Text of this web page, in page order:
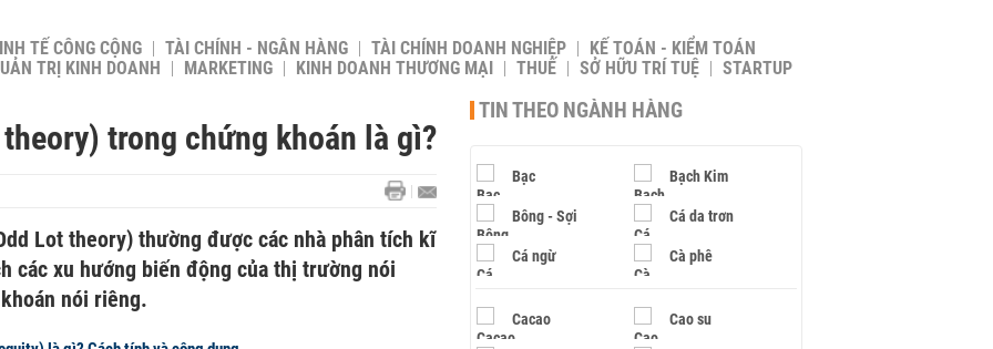
TẾ CÔNG CỘNG TÀI CHÍNH - NGÂN HÀNG TÀI CHÍNH DOANH NGHIỆP
KẾ TOÁN - KIỂM TOÁN
TRỊ KINH DOANH
MARKETING KINH DOANH THƯƠNG MẠI THUẾ SỞ HỮU TRÍ TUỆ STARTUP
trong chứng khoán là gì?
Lot theory) thường được các nhà phân tích kĩ
các xu hướng biến động của thị trường nói
nói riêng.
TIN THEO NGÀNH HÀNG
Bạc Bạch Kim
Bông - Sợi Cá da trơn
Cá ngừ Cà phê
Cacao Cao su